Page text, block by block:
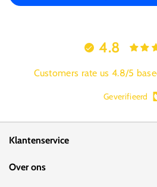
4.8
Customers rate us 4.8/5
Geverifieerd
Klantenservice
Contact
Over ons